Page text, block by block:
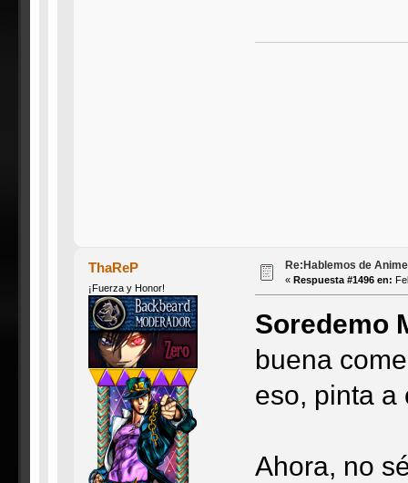
ThaReP
¡Fuerza y Honor!
Re:Hablemos de
« Respuesta #1496 en:
Soredemo
buena
eso, pinta a
Ahora, no